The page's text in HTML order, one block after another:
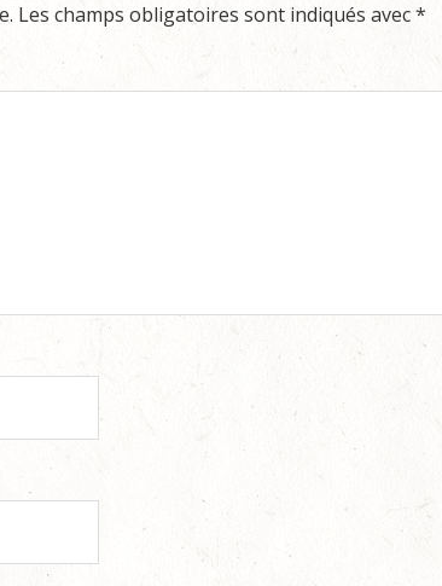
Les champs obligatoires sont indiqués avec*